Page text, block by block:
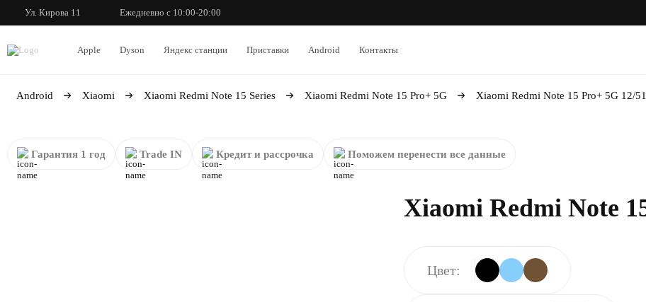
Ул. Кирова 11 Ежедневно с 10:00-20:00
Apple Dyson Яндекс станции Приставки Android Контакты
Android Xiaomi Xiaomi Redmi Note 15 Series Xiaomi Redmi Note 15 Pro+ 5G Xiaomi Redmi Note 15 Pro+ 5G 12/
Гарантия 1 год Trade IN Кредит и рассрочка Поможем перенести все данные
Xiaomi Redmi Note
Цвет: